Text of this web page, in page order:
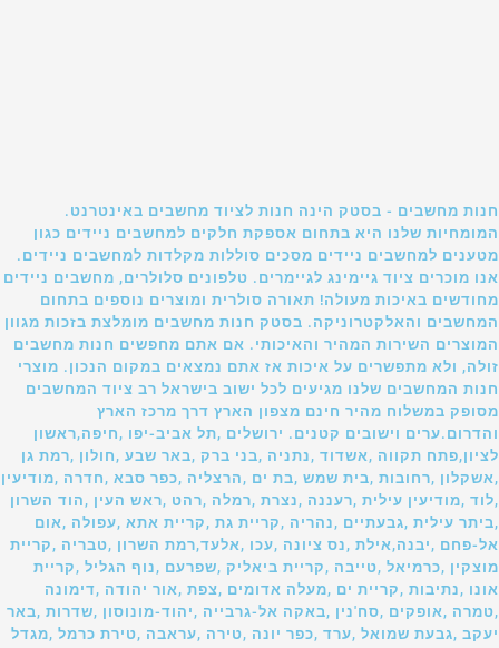
חנות מחשבים - בסטק הינה חנות לציוד מחשבים באינטרנט.
המומחיות שלנו היא בתחום אספקת חלקים למחשבים ניידים כגון
מטענים למחשבים ניידים מסכים סוללות מקלדות למחשבים ניידים.
אנו מוכרים ציוד גיימינג לגיימרים. טלפונים סלולרים, מחשבים ניידים
מחודשים באיכות מעולה! תאורה סולרית ומוצרים נוספים בתחום
המחשבים והאלקטרוניקה. בסטק חנות מחשבים מומלצת בזכות מגוון
המוצרים השירות המהיר והאיכותי. אם אתם מחפשים חנות מחשבים
זולה, ולא מתפשרים על איכות אז אתם נמצאים במקום הנכון. מוצרי
חנות המחשבים שלנו מגיעים לכל ישוב בישראל רב ציוד המחשבים
מסופק במשלוח מהיר חינם מצפון הארץ דרך מרכז הארץ
והדרום.ערים וישובים קטנים. ירושלים ,תל אביב-יפו ,חיפה,ראשון
לציון,פתח תקווה ,אשדוד ,נתניה ,בני ברק ,באר שבע ,חולון ,רמת גן
,אשקלון ,רחובות ,בית שמש ,בת ים ,הרצליה ,כפר סבא ,חדרה ,מודיעין
,לוד ,מודיעין עילית ,רעננה ,נצרת ,רמלה ,רהט ,ראש העין ,הוד השרון
,ביתר עילית ,גבעתיים ,נהריה ,קריית גת ,קריית אתא ,עפולה ,אום
אל-פחם ,יבנה,אילת ,נס ציונה ,עכו ,אלעד,רמת השרון ,טבריה ,קריית
מוצקין ,כרמיאל ,טייבה ,קריית ביאליק ,שפרעם ,נוף הגליל ,קריית
אונו ,נתיבות ,קריית ים ,מעלה אדומים ,צפת ,אור יהודה ,דימונה
,טמרה ,אופקים ,סח'נין ,באקה אל-גרבייה ,יהוד-מונוסון ,שדרות ,באר
יעקב ,גבעת שמואל ,ערד ,כפר יונה ,טירה ,עראבה ,טירת כרמל ,מגדל